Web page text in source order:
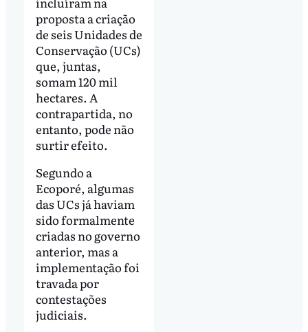
proposta a criação
de seis Unidades de
Conservação (UCs)
que, juntas,
somam 120 mil
hectares. A
contrapartida, no
entanto, pode não
surtir efeito.
Segundo a
Ecoporé, algumas
das UCs já haviam
sido formalmente
criadas no governo
anterior, mas a
implementação foi
travada por
contestações
judiciais.